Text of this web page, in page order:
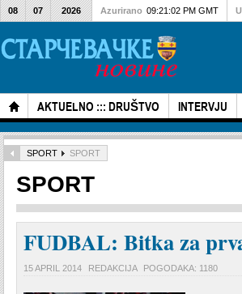
AKTUELNO ::: DRUŠTVO INTERVJU
08 07 2026 Azurirano 09:21:02 PM GMT
SPORT SPORT
SPORT
FUDBAL: Bitka za
15 APRIL 2014 REDAKCIJA POGODAKA: 1180